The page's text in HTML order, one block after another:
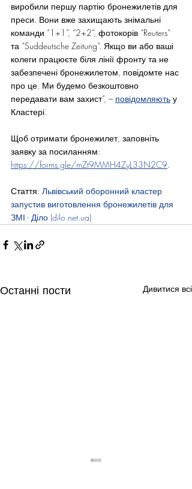
виробили першу партію бронежилетів для
преси. Вони вже захищають знімальні
команди “1+1”, “2+2”, фотокорів “Reuters”
та “Suddeutsche Zeitung”. Якщо ви або ваші
колеги працюєте біля лінії фронту та не
забезпечені бронежилетом, повідомте нас
про це. Ми будемо безкоштовно
передавати вам захист”, – повідомляють у
Кластері.
Щоб отримати бронежилет, заповніть
заявку за посиланням:
https://forms.gle/mZt9MMH4ZyL33N2C9.
Стаття: Львівський оборонний кластер
запустив виготовлення бронежилетів для
ЗМІ - Діло (dilo.net.ua)
Останні пости Дивитися всі